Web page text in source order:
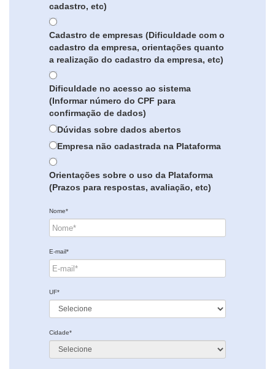
cadastro, etc)
Cadastro de empresas (Dificuldade com o
cadastro da empresa, orientações quanto
a realização do cadastro da empresa, etc)
Dificuldade no acesso ao sistema
(Informar número do CPF para
confirmação de dados)
Dúvidas sobre dados abertos
Empresa não cadastrada na Plataforma
Orientações sobre o uso da Plataforma
(Prazos para respostas, avaliação, etc)
Nome*
E-mail*
UF*
Cidade*